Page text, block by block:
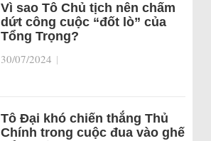
Vì sao Tô Chủ tịch nên chấm
dứt công cuộc “đốt lò” của
Tổng Trọng?
30/07/2024 |
Tô Đại khó chiến thắng Thủ
Chính trong cuộc đua vào ghế